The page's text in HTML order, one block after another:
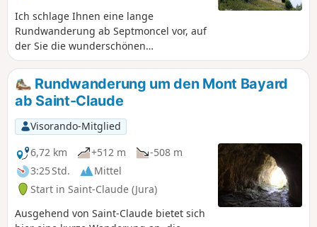
Ich schlage Ihnen eine lange
Rundwanderung ab Septmoncel vor, auf
der Sie die wunderschönen
Landschaften des Jura entdecken
können.Rundwanderung um den Mont Bayard
ab Saint-Claude
Visorando-Mitglied
6,72 km
+512 m
-508 m
3:25 Std.
Mittel
Start in Saint-Claude (Jura)
Ausgehend von Saint-Claude bietet sich